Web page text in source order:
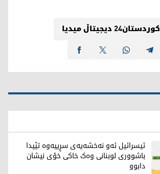
کوردستان24 دیجیتاڵ میدیا
ئیسرائیل ئەو نەخشەیەی سڕییەوە تێیدا
باشووری لوبنانی وەک خاکی خۆی نیشان
دابوو